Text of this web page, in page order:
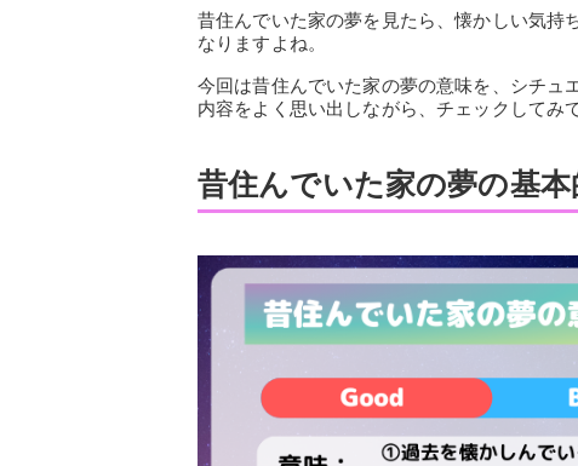
昔住んでいた家の夢を見たら、懐かしい気持
なりますよね。
今回は昔住んでいた家の夢の意味を、シチュ
内容をよく思い出しながら、チェックしてみ
昔住んでいた家の夢の基本